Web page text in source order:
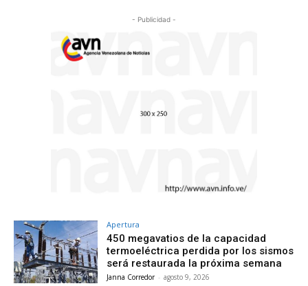
- Publicidad -
Apertura
450 megavatios de la capacidad
termoeléctrica perdida por los sismos
será restaurada la próxima semana
Janna Corredor - agosto 9, 2026